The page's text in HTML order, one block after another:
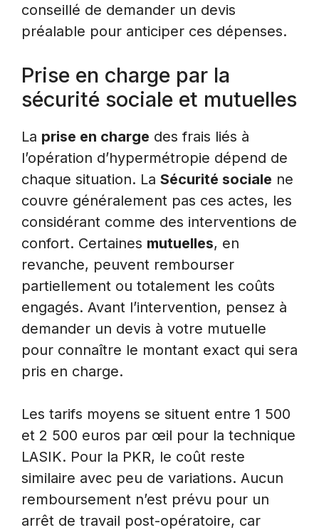
conseillé de demander un devis
préalable pour anticiper ces dépenses.
Prise en charge par la
sécurité sociale et mutuelles
La prise en charge des frais liés à
l’opération d’hypermétropie dépend de
chaque situation. La Sécurité sociale ne
couvre généralement pas ces actes, les
considérant comme des interventions de
confort. Certaines mutuelles, en
revanche, peuvent rembourser
partiellement ou totalement les coûts
engagés. Avant l’intervention, pensez à
demander un devis à votre mutuelle
pour connaître le montant exact qui sera
pris en charge.
Les tarifs moyens se situent entre 1 500
et 2 500 euros par œil pour la technique
LASIK. Pour la PKR, le coût reste
similaire avec peu de variations. Aucun
remboursement n’est prévu pour un
arrêt de travail post-opératoire, car